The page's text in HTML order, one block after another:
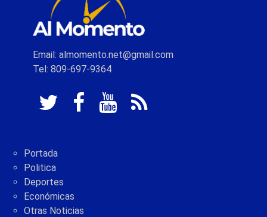
Email: almomento.net@gmail.com
Tel: 809-697-9364
Portada
Politica
Deportes
Económicas
Otras Noticias